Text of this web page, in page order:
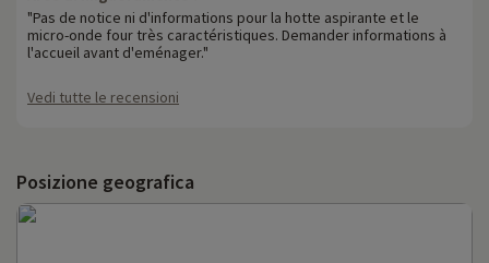
"Pas de notice ni d'informations pour la hotte aspirante et le
micro-onde four très caractéristiques. Demander informations à
l'accueil avant d'eménager."
Vedi tutte le recensioni
Posizione geografica